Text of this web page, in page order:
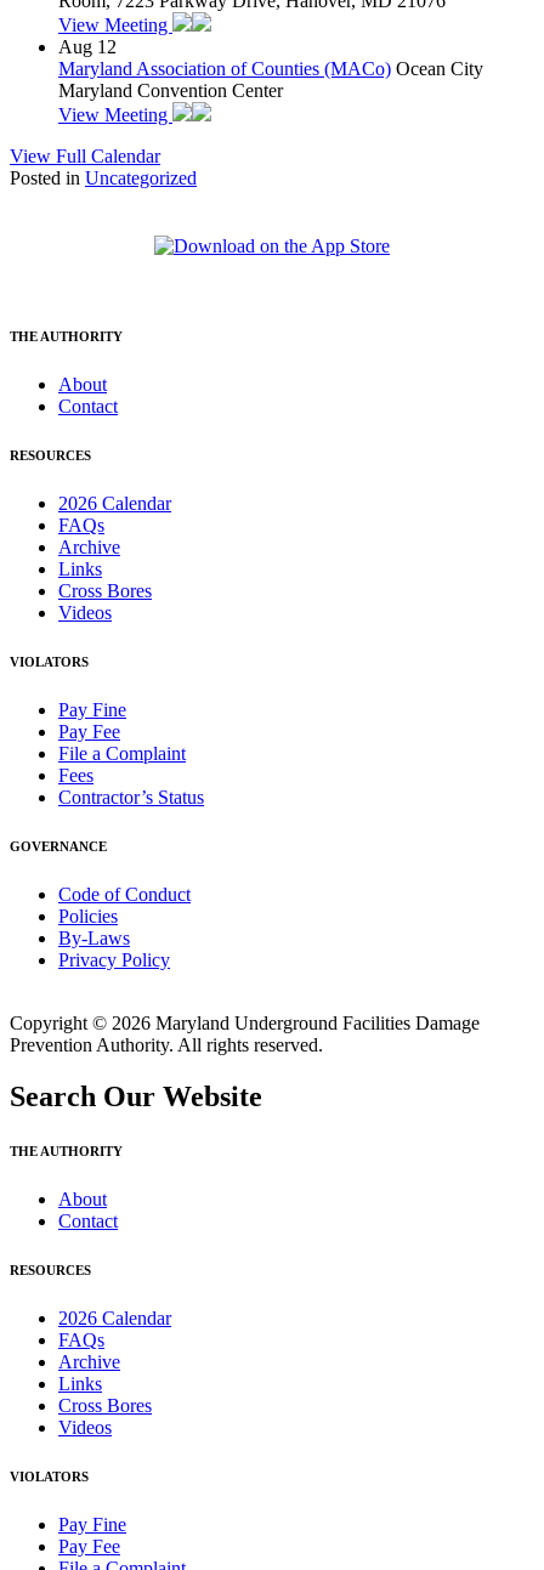
View Meeting
Aug 12
Maryland Association of Counties (MACo) Ocean City
Maryland Convention Center
View Meeting
View Full Calendar
Posted in Uncategorized
THE AUTHORITY
About
Contact
RESOURCES
2026 Calendar
FAQs
Archive
Links
Cross Bores
Videos
VIOLATORS
Pay Fine
Pay Fee
File a Complaint
Fees
Contractor’s Status
GOVERNANCE
Code of Conduct
Policies
By-Laws
Privacy Policy
Copyright © 2026 Maryland Underground Facilities Damage
Prevention Authority. All rights reserved.
Search Our Website
THE AUTHORITY
About
Contact
RESOURCES
2026 Calendar
FAQs
Archive
Links
Cross Bores
Videos
VIOLATORS
Pay Fine
Pay Fee